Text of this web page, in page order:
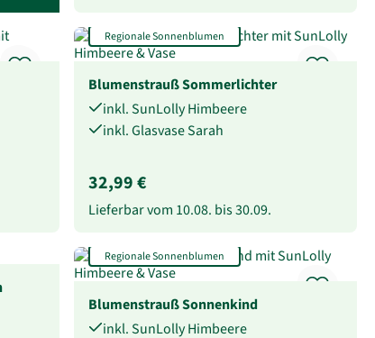
Regionale Sonnenblumen
Blumenstrauß Sommerlichter
inkl. SunLolly Himbeere
inkl. Glasvase Sarah
32,99 €
Lieferbar vom 10.08. bis30.09.
Regionale Sonnenblumen
Blumenstrauß Sonnenkind
inkl. SunLolly Himbeere